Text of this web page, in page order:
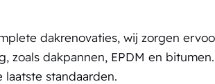
dakrenovaties, wij zorgen
zoals dakpannen, EPDM en bitumen.
standaarden.